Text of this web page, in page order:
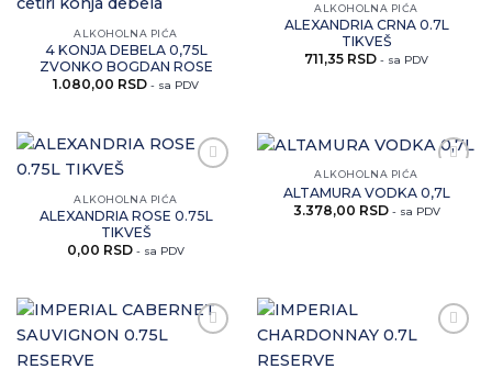
ALKOHOLNA PIĆA
4 KONJA DEBELA 0,75L
ZVONKO BOGDAN ROSE
1.080,00 RSD - sa PDV
artikal
ALKOHOLNA PIĆA
ALEXANDRIA CRNA 0.7L
TIKVEŠ
711,35 RSD - sa PDV
artikal
ALKOHOLNA PIĆA
ALEXANDRIA ROSE 0.75L
TIKVEŠ
0,00 RSD - sa PDV
ovaj
artikal
ALKOHOLNA PIĆA
ALTAMURA VODKA 0,7L
3.378,00 RSD - sa PDV